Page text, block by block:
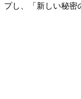
プし、「新しい秘密